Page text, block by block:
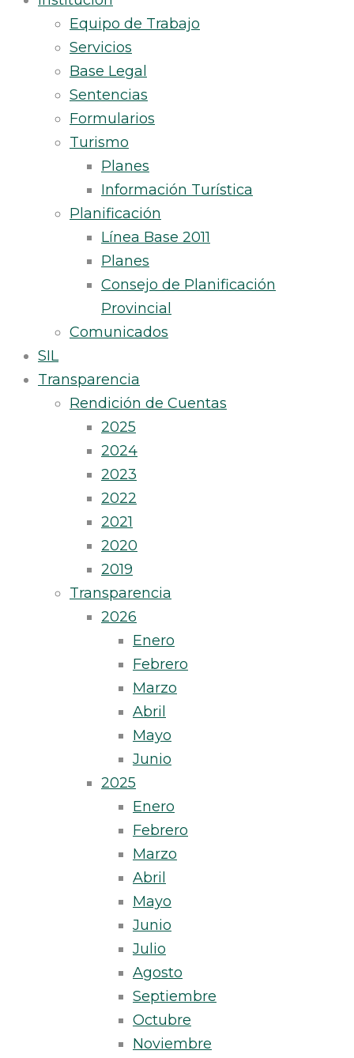
Equipo de Trabajo
Servicios
Base Legal
Sentencias
Formularios
Turismo
Planes
Información Turística
Planificación
Línea Base 2011
Planes
Consejo de Planificación
Provincial
Comunicados
SIL
Transparencia
Rendición de Cuentas
2025
2024
2023
2022
2021
2020
2019
Transparencia
2026
Enero
Febrero
Marzo
Abril
Mayo
Junio
2025
Enero
Febrero
Marzo
Abril
Mayo
Junio
Julio
Agosto
Septiembre
Octubre
Noviembre